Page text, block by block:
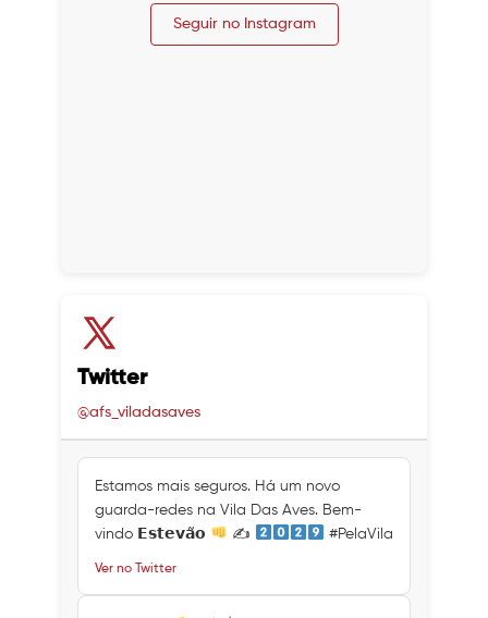
Seguir no Instagram
Twitter
@afs_viladasaves
Estamos mais seguros. Há um novo
guarda-redes na Vila Das Aves. Bem-
vindo 𝗘𝘀𝘁𝗲𝘃𝗮̃𝗼
✍ #PelaVila
Ver no Twitter